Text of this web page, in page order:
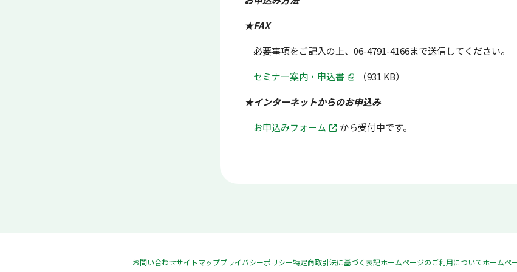
★FAX
必要事項をご記入の上、06-4791-4166まで送信してください。
セミナー案内・申込書
（931 KB）
★インターネットからのお申込み
お申込みフォーム
から受付中です。
お問い合わせサイトマッププライバシーポリシー特定商取引法に基づく表記ホームページのご利用についてホームペ